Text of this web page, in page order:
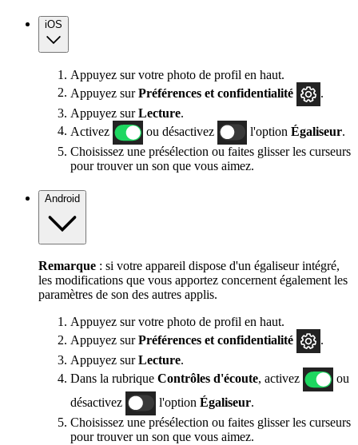
iOS
Appuyez sur votre photo de profil en haut.
Appuyez surPréférences et confidentialité
.
Appuyez surLecture.
Activez
ou désactivez l'option Égaliseur.
Choisissez une présélection ou faites glisser les curseurs
pour trouver un son que vous aimez.
Android
Remarque : si votre appareil dispose d'un égaliseur intégré,
les modifications que vous apportez concernent également les
paramètres de son des autres applis.
Appuyez sur votre photo de profil en haut.
Appuyez surPréférences et confidentialité
.
Appuyez surLecture.
Dans la rubrique Contrôles d'écoute, activez
ou
désactivez
l'option Égaliseur.
Choisissez une présélection ou faites glisser les curseurs
pour trouver un son que vous aimez.